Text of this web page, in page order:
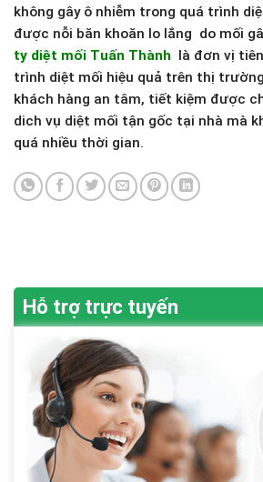
không gây ô nhiễm trong quá trình
được nỗi băn khoăn lo lắng do mối
ty diệt mối Tuấn Thành là đơn vị
trình diệt mối hiệu quả trên thị
khách hàng an tâm, tiết kiệm được
dich vụ diệt mối tận gốc tại nhà mà
quá nhiều thời gian.
Hỗ trợ trực tuyến